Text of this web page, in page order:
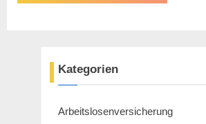
Kategorien
Arbeitslosenversicherung